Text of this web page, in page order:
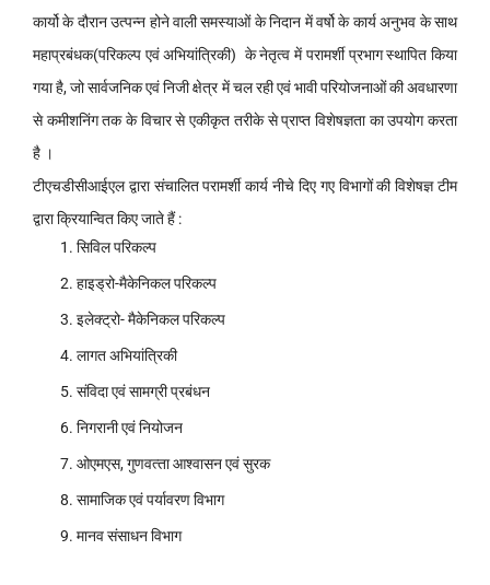
कार्यो के दौरान उत्‍पन्‍न होने वाली समस्‍याओं के निदान में वर्षो के कार्य अनुभव के साथ
महाप्रबंधक(परिकल्‍प एवं अभियांत्रिकी) के नेतृत्‍व में परामर्शी प्रभाग स्‍थापित किया
गया है, जो सार्वजनिक एवं निजी क्षेत्र में चल रही एवं भावी परियोजनाओं की अवधारणा
से कमीशनिंग तक के विचार से एकीकृत तरीके से प्राप्‍त विशेषज्ञता का उपयोग करता
है ।
टीएचडीसीआईएल द्वारा संचालित परामर्शी कार्य नीचे दिए गए विभागों की विशेषज्ञ टीम
द्वारा क्रियान्‍वित किए जाते हैं :
सिविल परिकल्‍प
हाइड्रो-मैकेनिकल परिकल्‍प
इलेक्‍ट्रो- मैकेनिकल परिकल्‍प
लागत अभियांत्रिकी
संविदा एवं सामग्री प्रबंधन
निगरानी एवं नियोजन
ओएमएस, गुणवत्‍ता आश्‍वासन एवं सुरक
सामाजिक एवं पर्यावरण विभाग
मानव संसाधन विभाग